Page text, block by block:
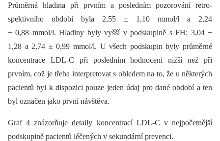
Průměrná hladina při prvním a posledním pozorování retro­
spektivního období byla 2,55 ± 1,10 mmol/l a 2,24
± 0,88 mmol/l. Hladiny byly vyšší v podskupině s FH: 3,04 ±
1,28 a 2,74 ± 0,99 mmol/l. U všech podskupin byly průměrné
koncentrace LDL-C při posledním hodnocení nižší než při
prvním, což je třeba interpretovat s ohledem na to, že u některých
pacientů byl k dispozici pouze jeden údaj pro dané období a ten
byl označen jako první návštěva.
Graf 4 znázorňuje detaily koncentrací LDL-C v nejpočetnější
podskupině pacientů léčených v sekundární prevenci.